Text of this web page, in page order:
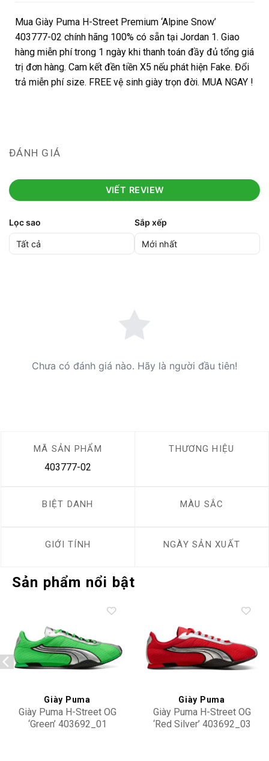
Mua Giày Puma H-Street Premium ‘Alpine Snow’
403777-02 chính hãng 100% có sẵn tại Jordan 1. Giao
hàng miễn phí trong 1 ngày khi thanh toán đầy đủ tổng giá
trị đơn hàng. Cam kết đền tiền X5 nếu phát hiện Fake. Đổi
trả miễn phí size. FREE vệ sinh giày trọn đời. MUA NGAY !
ĐÁNH GIÁ
VIẾT REVIEW
Lọc sao Sắp xếp
Chưa có đánh giá nào. Hãy là người đầu tiên!
MÃ SẢN PHẨM
403777-02
THƯƠNG HIỆU
BIỆT DANH MÀU SẮC
GIỚI TÍNH NGÀY SẢN XUẤT
Sản phẩm nổi bật
Add to
wishlist
Giày Puma
Giày Puma H-Street OG
‘Green’ 403692_01
Add to
wishlist
Giày Puma
Giày Puma H-Street OG
‘Red Silver’ 403692_03